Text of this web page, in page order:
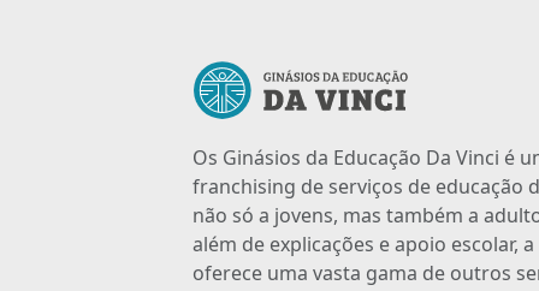
Os Ginásios da Educação Da Vinci é
franchising de serviços de educação
não só a jovens, mas também a
além de explicações e apoio escolar,
oferece uma vasta gama de outros